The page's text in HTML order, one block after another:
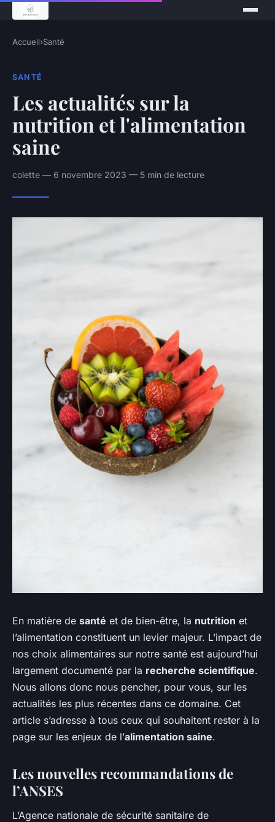
Accueil›Santé
SANTÉ
Les actualités sur la
nutrition et l'alimentation
saine
colette — 6 novembre 2023 — 5 min de lecture
En matière de santé et de bien-être, la nutrition et
l’alimentation constituent un levier majeur. L’impact de
nos choix alimentaires sur notre santé est aujourd’hui
largement documenté par la recherche scientifique.
Nous allons donc nous pencher, pour vous, sur les
actualités les plus récentes dans ce domaine. Cet
article s’adresse à tous ceux qui souhaitent rester à la
page sur les enjeux de l’alimentation saine.
Les nouvelles recommandations de
l’ANSES
L’Agence nationale de sécurité sanitaire de